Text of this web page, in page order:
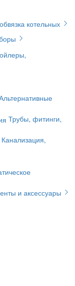
котельных
Трубы, фитинги,
Канализация,
и аксессуары